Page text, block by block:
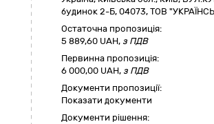
будинок 2-Б, 04073, ТОВ
Остаточна пропозиція:
5 889,60 UAH, з ПДВ
Первинна пропозиція:
6 000,00 UAH, з ПДВ
Документи пропозиції:
Показати документи
Документи рішення: